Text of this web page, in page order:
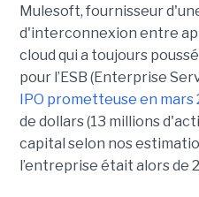
Mulesoft, fournisseur
d'interconnexion entre
cloud qui a toujours
pour l’ESB (Enterprise
IPO prometteuse en mars
de dollars (13 millions
capital selon nos
l’entreprise était alors de